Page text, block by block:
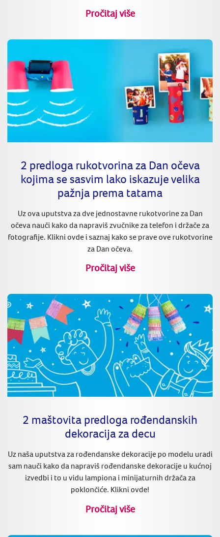
Pročitaj više
2 predloga rukotvorina za Dan očeva
kojima se sasvim lako iskazuje velika
pažnja prema tatama
Uz ova uputstva za dve jednostavne rukotvorine za Dan
očeva nauči kako da napraviš zvučnike za telefon i držače za
fotografije. Klikni ovde i saznaj kako se prave ove rukotvorine
za Dan očeva.
Pročitaj više
2 maštovita predloga rođendanskih
dekoracija za decu
Uz naša uputstva za rođendanske dekoracije po modelu uradi
sam nauči kako da napraviš rođendanske dekoracije u kućnoj
izvedbi i to u vidu lampiona i minijaturnih držača za
poklončiće. Klikni ovde!
Pročitaj više